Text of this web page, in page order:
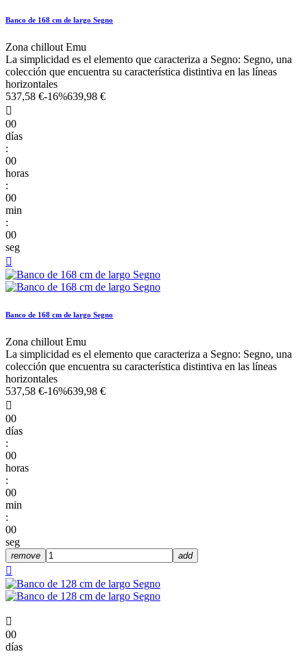
Banco de 168 cm de largo Segno
Zona chillout Emu
La simplicidad es el elemento que caracteriza a Segno: Segno, una
colección que encuentra su característica distintiva en las líneas
horizontales
537,58 €-16%639,98 €

00
días
:
00
horas
:
00
min
:
00
seg

Banco de 168 cm de largo Segno
Zona chillout Emu
La simplicidad es el elemento que caracteriza a Segno: Segno, una
colección que encuentra su característica distintiva en las líneas
horizontales
537,58 €-16%639,98 €

00
días
:
00
horas
:
00
min
:
00
seg
remove add


00
días